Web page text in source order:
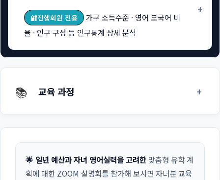
🔐진행회원 전용
가구 소득수준 · 영어 모국어 비
율 · 인구 구성 등 인구통계 상세 분석
+
📚 교육 과정 +
🌟 일년 예산과 자녀 영어실력을 고려한 맞춤형 유학 계
획에 대한 ZOOM 설명회를 참가해 보시면 자녀분 교육